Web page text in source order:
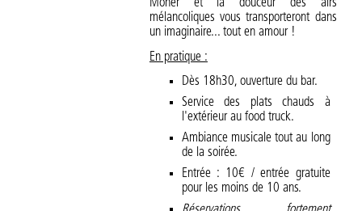
Moher et la douceur des airs
mélancoliques vous transporteront dans
un imaginaire... tout en amour !
En pratique :
Dès 18h30, ouverture du bar.
Service des plats chauds à
l'extérieur au food truck.
Ambiance musicale tout au long
de la soirée.
Entrée : 10€ / entrée gratuite
pour les moins de 10 ans.